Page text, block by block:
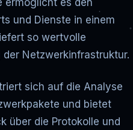
und Dienste in einem
so wertvolle
Netzwerkinfrastruktur.
sich auf die Analyse
und bietet
über die Protokolle und